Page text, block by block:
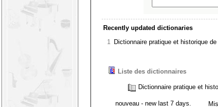
Recently updated dictionaries
1 Dictionnaire pratique et historique
Liste des dictionnaires
Dictionnaire pratique et
nouveau - new last 7 days.